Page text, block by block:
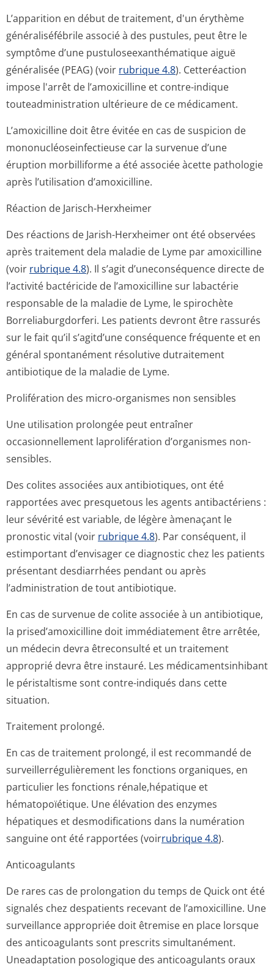
L’apparition en début de traitement, d'un érythème
généraliséfébrile associé à des pustules, peut être le
symptôme d’une pustuloseexan­thématique aiguë
généralisée (PEAG) (voir rubrique 4.8). Cetteréaction
impose l'arrêt de l’amoxicilline et contre-indique
touteadministration ultérieure de ce médicament.
L’amoxicilline doit être évitée en cas de suspicion de
mononucléosein­fectieuse car la survenue d’une
éruption morbilliforme a été associée àcette pathologie
après l’utilisation d’amoxicilline.
Réaction de Jarisch-Herxheimer
Des réactions de Jarish-Herxheimer ont été observées
après traitement dela maladie de Lyme par amoxicilline
(voir rubrique 4.8). Il s’agit d’uneconséquence directe de
l’activité bactéricide de l’amoxicilline sur labactérie
responsable de la maladie de Lyme, le spirochète
Borreliaburgdor­feri. Les patients devront être rassurés
sur le fait qu’il s’agitd’une conséquence fréquente et en
général spontanément résolutive dutraitement
antibiotique de la maladie de Lyme.
Prolifération des micro-organismes non sensibles
Une utilisation prolongée peut entraîner
occasionnellement laprolifération d’organismes non-
sensibles.
Des colites associées aux antibiotiques, ont été
rapportées avec presquetous les agents antibactériens :
leur sévérité est variable, de légère àmenaçant le
pronostic vital (voir rubrique 4.8). Par conséquent, il
estimportant d’envisager ce diagnostic chez les patients
présentant desdiarrhées pendant ou après
l’administration de tout antibiotique.
En cas de survenue de colite associée à un antibiotique,
la prised’amoxicilline doit immédiatement être arrêtée,
un médecin devra êtreconsulté et un traitement
approprié devra être instauré. Les médicamentsinhibant
le péristaltisme sont contre-indiqués dans cette
situation.
Traitement prolongé.
En cas de traitement prolongé, il est recommandé de
surveillerrégu­lièrement les fonctions organiques, en
particulier les fonctions rénale,hépatique et
hématopoïétique. Une élévation des enzymes
hépatiques et desmodifications dans la numération
sanguine ont été rapportées (voirrubrique 4.8).
Anticoagulants
De rares cas de prolongation du temps de Quick ont été
signalés chez despatients recevant de l’amoxicilline. Une
surveillance appropriée doit êtremise en place lorsque
des anticoagulants sont prescrits simultanément.
Uneadaptation posologique des anticoagulants oraux